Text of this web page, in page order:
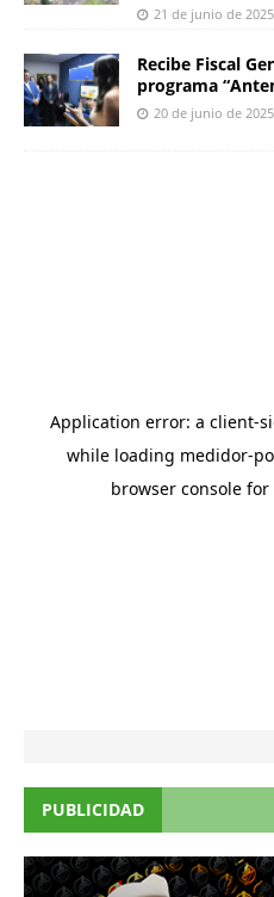
21 de junio de 2025
Recibe Fiscal
programa
20 de junio de 2025
PUBLICIDAD